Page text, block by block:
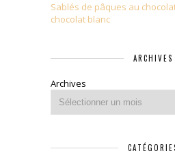
Sablés de pâques au
chocolat blanc
ARCHIVES
Archives